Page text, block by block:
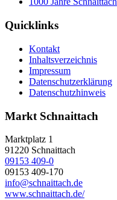
Quicklinks
Kontakt
Inhaltsverzeichnis
Impressum
Datenschutzerklärung
Datenschutzhinweis
Markt Schnaittach
Marktplatz 1
91220 Schnaittach
09153 409-0
09153 409-170
info@schnaittach.de
www.schnaittach.de/